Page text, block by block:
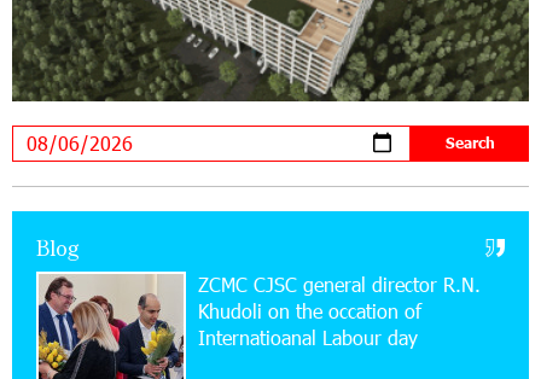
Armenia on the international stage
11:53:39 23-07-2026
Ucom Supports the Installation of a 15 kW Solar
Power Plant at the Vayk Sports School
17:52:52 20-07-2026
CashIn Services at AraratBank ATMs: Fast,
Simple, and Secure
Blog
ZCMC CJSC general director R.N.
Khudoli on the օccation of
Internatioanal Labour day